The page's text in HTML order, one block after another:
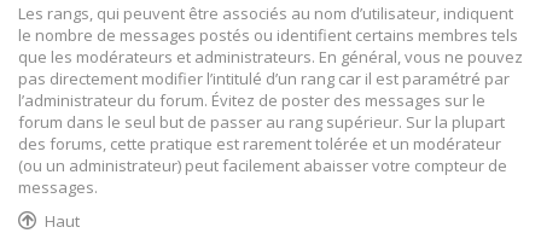
Les rangs, qui peuvent être associés au nom d’utilisateur, indiquent
le nombre de messages postés ou identifient certains membres tels
que les modérateurs et administrateurs. En général, vous ne pouvez
pas directement modifier l’intitulé d’un rang car il est paramétré par
l’administrateur du forum. Évitez de poster des messages sur le
forum dans le seul but de passer au rang supérieur. Sur la plupart
des forums, cette pratique est rarement tolérée et un modérateur
(ou un administrateur) peut facilement abaisser votre compteur de
messages.
Haut